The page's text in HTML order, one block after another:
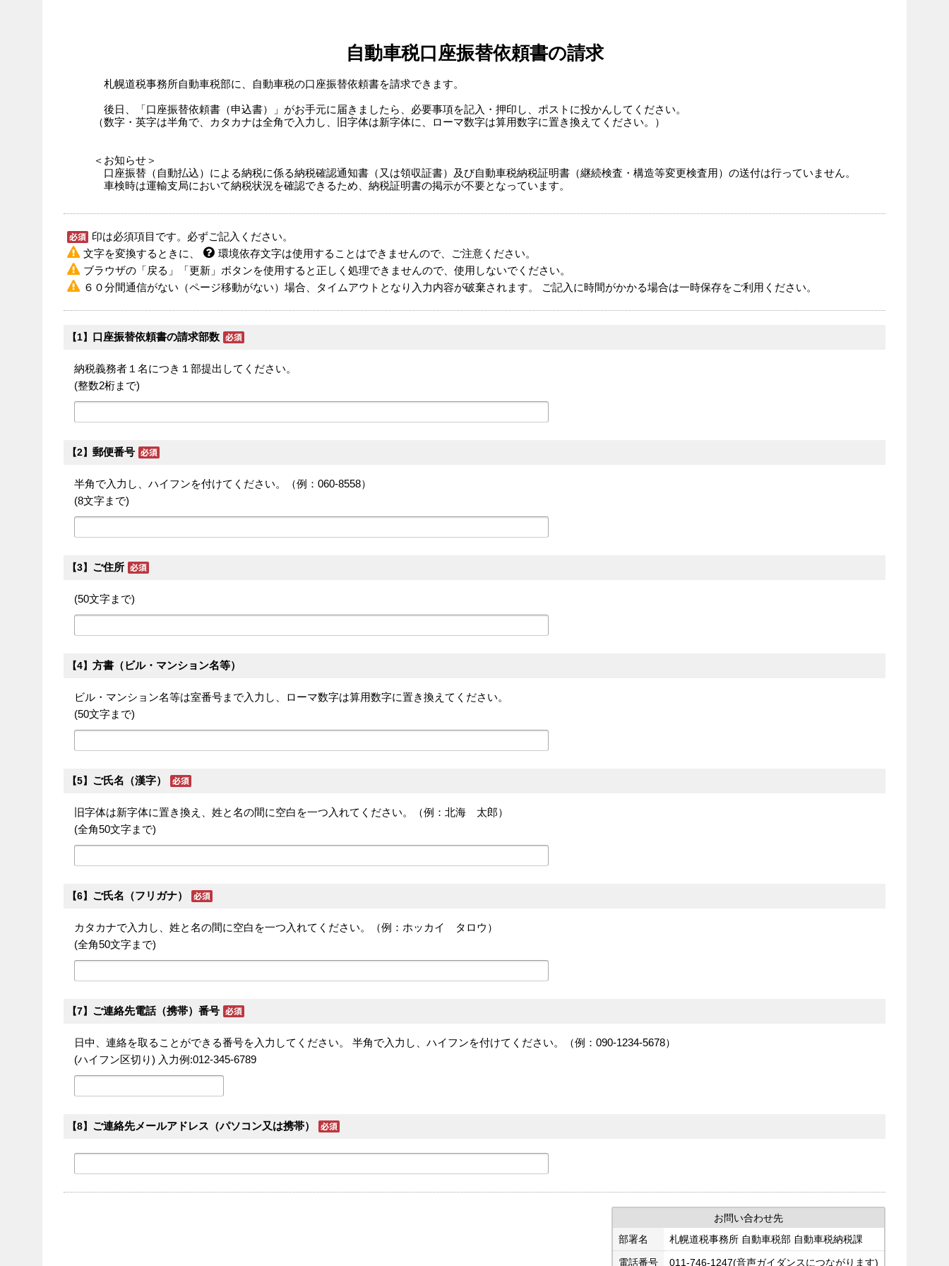
自動車税口座振替依頼書の請求
札幌道税事務所自動車税部に、自動車税の口座振替依頼書を請求できます。
後日、「口座振替依頼書（申込書）」がお手元に届きましたら、必要事項を記入・押印し、ポストに投かんしてください。
（数字・英字は半角で、カタカナは全角で入力し、旧字体は新字体に、ローマ数字は算用数字に置き換えてください。）
＜お知らせ＞
口座振替（自動払込）による納税に係る納税確認通知書（又は領収証書）及び自動車税納税証明書（継続検査・構造等変更検査用）の送付は行っていません。
車検時は運輸支局において納税状況を確認できるため、納税証明書の掲示が不要となっています。
印は必須項目です。必ずご記入ください。
文字を変換するときに、
環境依存文字は使用することはできませんので、ご注意ください。
ブラウザの「戻る」「更新」ボタンを使用すると正しく処理できませんので、使用しないでください。
６０分間通信がない（ページ移動がない）場合、タイムアウトとなり入力内容が破棄されます。 ご記入に時間がかかる場合は一時保存をご利用ください。
【1】 口座振替依頼書の請求部数
納税義務者１名につき１部提出してください。
(整数2桁まで)
【2】 郵便番号
半角で入力し、ハイフンを付けてください。（例：060-8558）
(8文字まで)
【3】 ご住所
(50文字まで)
【4】 方書（ビル・マンション名等）
ビル・マンション名等は室番号まで入力し、ローマ数字は算用数字に置き換えてください。
(50文字まで)
【5】 ご氏名（漢字）
旧字体は新字体に置き換え、姓と名の間に空白を一つ入れてください。（例：北海 太郎）
(全角50文字まで)
【6】 ご氏名（フリガナ）
カタカナで入力し、姓と名の間に空白を一つ入れてください。（例：ホッカイ タロウ）
(全角50文字まで)
【7】 ご連絡先電話（携帯）番号
日中、連絡を取ることができる番号を入力してください。 半角で入力し、ハイフンを付けてください。（例：090-1234-5678）
(ハイフン区切り) 入力例:012-345-6789
【8】 ご連絡先メールアドレス（パソコン又は携帯）
お問い合わせ先
部署名
札幌道税事務所 自動車税部 自動車税納税課
電話番号 011-746-1247(音声ガイダンスにつながります)